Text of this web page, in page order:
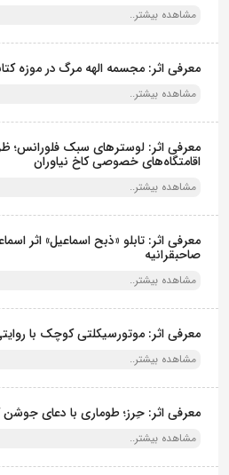
مشاهده بیشتر..
معرفی اثر: مجسمه الهه مرگ در موزه
مشاهده بیشتر..
معرفی اثر: لوسترهای سبک فلورانس؛
اقامتگاه‌های خصوصی کاخ نیاوران
مشاهده بیشتر..
معرفی اثر: تابلو «ذبح اسماعیل» اثر
صاحبقرانیه
مشاهده بیشتر..
معرفی اثر: موتورسیکلتی کوچک با
مشاهده بیشتر..
معرفی اثر: حِرز؛ طوماری با دعای جوشن
مشاهده بیشتر..